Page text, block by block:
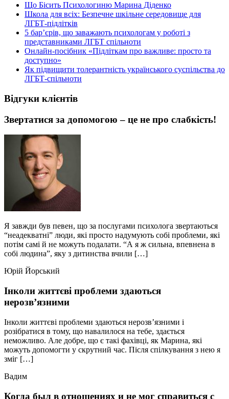
Що Бісить Психологиню Марина Діденко
Школа для всіх: Безпечне шкільне середовище для
ЛГБТ-підлітків
5 бар’єрів, що заважають психологам у роботі з
представниками ЛГБТ спільноти
Онлайн-посібник «Підліткам про важливе: просто та
доступно»
Як підвищити толерантність українського суспільства до
ЛГБТ-спільноти
Відгуки клієнтів
Звертатися за допомогою – це не про слабкість!
Я завжди був певен, що за послугами психолога звертаються
“неадекватні” люди, які просто надумують собі проблеми, які
потім самі й не можуть подалати. “А я ж сильна, впевнена в
собі людина”, яку з дитинства вчили […]
Юрій Йорський
Інколи життєві проблеми здаються
нерозв’язними
Інколи життєві проблеми здаються нерозв’язними і
розібратися в тому, що навалилося на тебе, здається
неможливо. Але добре, що є такі фахівці, як Марина, які
можуть допомогти у скрутний час. Після спілкування з нею я
зміг […]
Вадим
Когда был в отношениях и не мог справиться с